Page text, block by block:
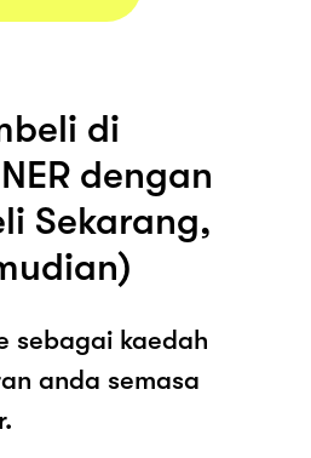
di
dengan
Sekarang,
sebagai kaedah
anda semasa